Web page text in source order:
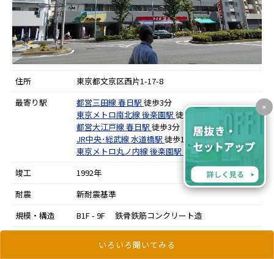
いろいろ聞いてみる
×
住所
東京都文京区西片1-17-8
最寄り駅
都営三田線春日駅 徒歩3分
東京メトロ南北線後楽園駅 徒歩5分
都営大江戸線春日駅 徒歩3分
JR中央･総武線水道橋駅 徒歩15分
東京メトロ丸ノ内線後楽園駅 徒歩7分
竣工
1992年
耐震
新耐震基準
規模・構造
B1F - 9F 鉄骨鉄筋コンクリート造